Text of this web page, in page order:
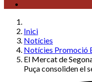
Inici
Notícies
Notícies Promoció
El Mercat de
Puça consoliden el